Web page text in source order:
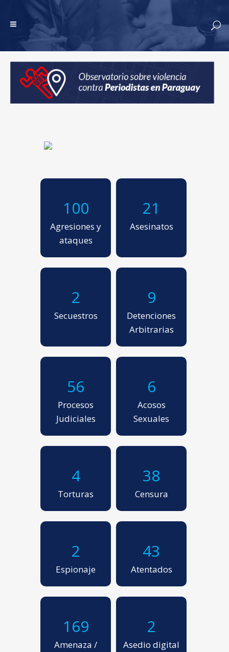
100
Agresiones y
ataques
21
Asesinatos
2
Secuestros
9
Detenciones
Arbitrarias
56
Procesos
Judiciales
6
Acosos
Sexuales
4
Torturas
38
Censura
2
Espionaje
43
Atentados
169
Amenaza /
2
Asedio digital